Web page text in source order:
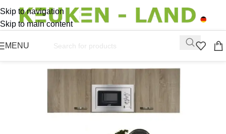
Skip to navigation
Skip to main content
MENU